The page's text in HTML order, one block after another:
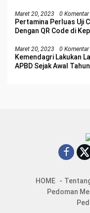
Maret 20, 2023 0 Komentar
Pertamina Perluas Uji
Dengan QR Code di
Maret 20, 2023 0 Komentar
Kemendagri Lakukan
APBD Sejak Awal Tahun
HOME
Pedoman